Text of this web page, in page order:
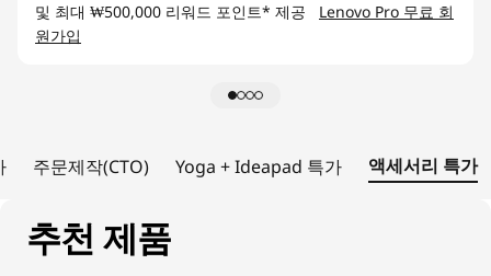
변
기
및 최대 ₩500,000 리워드 포인트* 제공
Lenovo Pro 무료 회
원가입
주문제작(CTO) Yoga + Ideapad 특가 액세서리 특가
추천 제품